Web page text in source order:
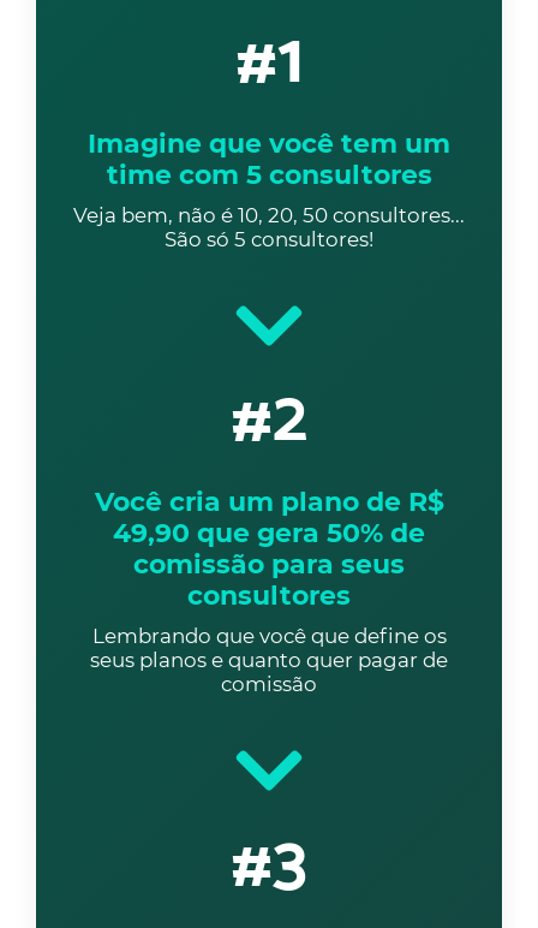
#1
Imagine que você tem um
time com 5 consultores
Veja bem, não é 10, 20, 50 consultores...
São só 5 consultores!
#2
Você cria um plano de R$
49,90 que gera 50% de
comissão para seus
consultores
Lembrando que você que define os
seus planos e quanto quer pagar de
comissão
#3